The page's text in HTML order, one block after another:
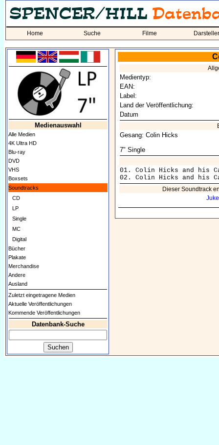
Home Suche Filme Darsteller
Medienauswahl
Alle Medien
4K Ultra HD
Blu-ray
DVD
VHS
Boxsets
Soundtracks
CD
LP
Single
MC
Digital
Bücher
Plakate
Merchandise
Andere
Ausland
Zuletzt eingetragene Medien
Aktuelle Veröffentlichungen
Kommende Veröffentlichungen
Datenbank-Suche
Medientyp:
EAN:
Label:
Land der Veröffentlichung:
Datum
Gesang: Colin Hicks
7" Single
01. Colin Hicks and his
Dieser Soundtrack